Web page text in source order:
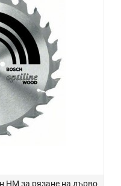
HM за рязане на дърво